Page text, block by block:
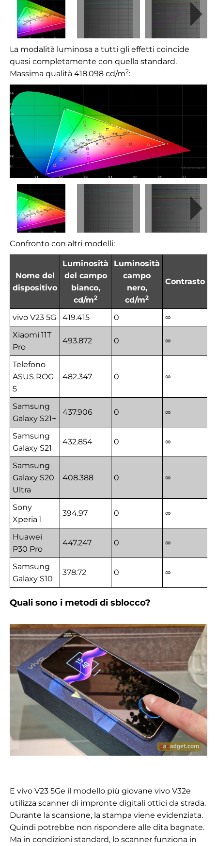
La modalità luminosa a tutti gli effetti coincide
quasi completamente con quella standard.
Massima qualità 418.098 cd/m2:
Confronto con altri modelli:
Nome del
dispositivo
Luminosità
del campo
bianco,
cd/m2
Luminosità
campo
nero,
cd/m2
Contrasto
vivo V23 5G 419.415 0
∞
Xiaomi 11T
Pro
493.872 0 ∞
Telefono
ASUS ROG
5
482.347 0 ∞
Samsung
Galaxy S21+
437.906 0 ∞
Samsung
Galaxy S21
432.854 0 ∞
Samsung
Galaxy S20
Ultra
408.388 0 ∞
Sony
Xperia 1
394.97 0 ∞
Huawei
P30 Pro
447.247 0 ∞
Samsung
Galaxy S10
378.72 0 ∞
Quali sono i metodi di sblocco?
E vivo V23 5Ge il modello più giovane vivo V32e
utilizza scanner di impronte digitali ottici da strada.
Durante la scansione, la stampa viene evidenziata.
Quindi potrebbe non rispondere alle dita bagnate.
Ma in condizioni standard, lo scanner funziona in